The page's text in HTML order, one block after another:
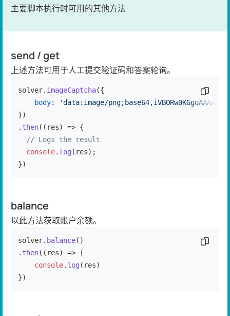
主要脚本执行时可用的其他方法
send / get
上述方法可用于人工提交验证码和答案轮询。
solver. imageCaptcha({
body:
'data:image/
})
. then( ( res) => {
// Logs the result
console. log(res);
})
复制代
balance
以此方法获取账户余额。
solver. balance()
. then( ( res) => {
console. log(res)
})
复制代